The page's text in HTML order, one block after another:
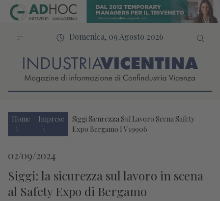
Domenica, 09 Agosto 2026
Home Imprese
Siggi Sicurezza Sul Lavoro Scena Safety
Expo Bergamo I V19906
02/09/2024
Siggi: la sicurezza sul lavoro in scena
al Safety Expo di Bergamo